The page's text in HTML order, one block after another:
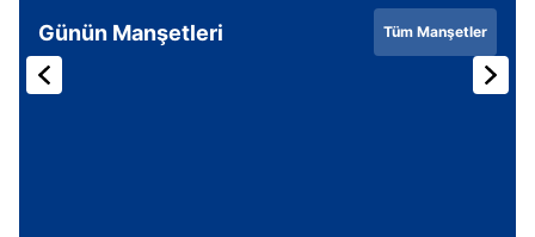
Günün Manşetleri Tüm Manşetler